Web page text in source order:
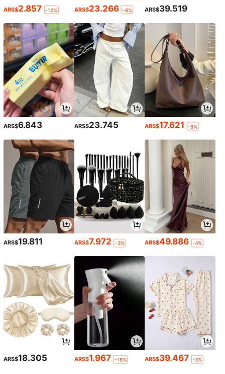
ARS$2.857 -12% ARS$23.266 -8% ARS$39.519
ARS$6.843 ARS$23.745 ARS$17.621 -8%
ARS$19.811 ARS$7.972 -3% ARS$49.886 -4%
ARS$18.305 ARS$1.967 -18% ARS$39.467 -3%